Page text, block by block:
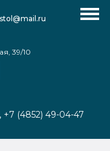
оверлок
39/10
(4852) 49-04-47